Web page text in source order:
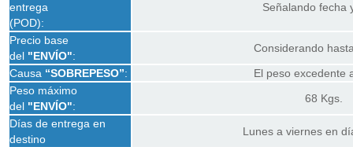
entrega
(POD):
Señalando fecha
Precio base
del "ENVÍO":
Considerando
Causa “SOBREPESO”:
El peso excedente
Peso máximo
del "ENVÍO":
68 Kgs.
Días de entrega en
destino
Lunes a viernes en